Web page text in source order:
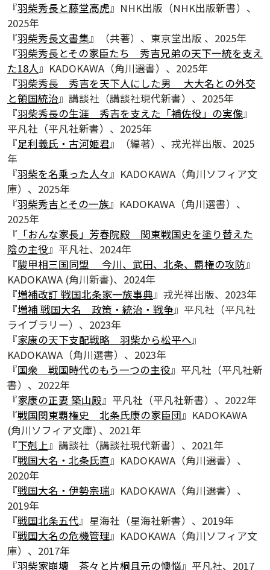
『羽柴秀長と藤堂高虎』NHK出版（NHK出版新書）、
2025年
『羽柴秀長文書集』（共著）、東京堂出版 、2025年
『羽柴秀長とその家臣たち 秀吉兄弟の天下一統を支え
た18人』KADOKAWA（角川選書）、2025年
『羽柴秀長 秀吉を天下人にした男 大大名との外交
と領国統治』講談社（講談社現代新書）、2025年
『羽柴秀長の生涯 秀吉を支えた「補佐役」の実像』
平凡社（平凡社新書）、2025年
『足利義氏・古河姫君』（編著）、戎光祥出版、2025
年
『羽柴を名乗った人々』KADOKAWA（角川ソフィア文
庫）、2025年
『羽柴秀吉とその一族』KADOKAWA（角川選書）、
2025年
『 「おんな家長」芳春院殿 関東戦国史を塗り替えた
陰の主役』平凡社、2024年
『駿甲相三国同盟 今川、武田、北条、覇権の攻防』
KADOKAWA (角川新書)、2024年
『増補改訂 戦国北条家一族事典』戎光祥出版、2023年
『増補 戦国大名 政策・統治・戦争』平凡社（平凡社
ライブラリー）、2023年
『家康の天下支配戦略 羽柴から松平へ』
KADOKAWA（角川選書）、2023年
『国衆 戦国時代のもう一つの主役』平凡社（平凡社新
書）、2022年
『家康の正妻 築山殿』平凡社（平凡社新書）、2022年
『戦国関東覇権史 北条氏康の家臣団』KADOKAWA
(角川ソフィア文庫) 、2021年
『下剋上』講談社（講談社現代新書）、2021年
『戦国大名・北条氏直』KADOKAWA（角川選書）、
2020年
『戦国大名・伊勢宗瑞』KADOKAWA（角川選書）、
2019年
『戦国北条五代』星海社（星海社新書）、2019年
『戦国大名の危機管理』KADOKAWA（角川ソフィア文
庫）、2017年
『羽柴家崩壊 茶々と片桐且元の懊悩』平凡社、2017
夕学レポート
慶應丸の内シティキャンパス（慶應mcc）